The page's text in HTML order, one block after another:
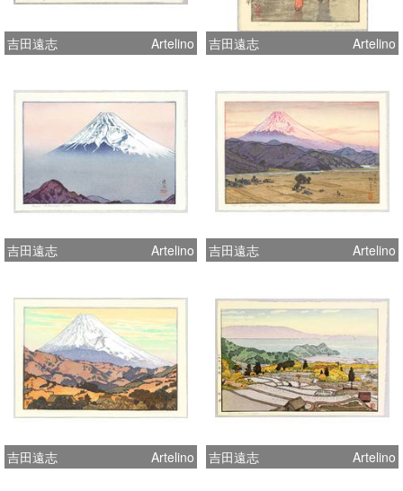
吉田遠志 Artelino 吉田遠志 Artelino
吉田遠志 Artelino 吉田遠志 Artelino
吉田遠志 Artelino 吉田遠志 Artelino